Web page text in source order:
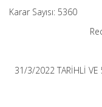
Kararda
(Karar
Sayısı:
Karar Sayısı: 5360
31/3/2022 TARİHLİ VE